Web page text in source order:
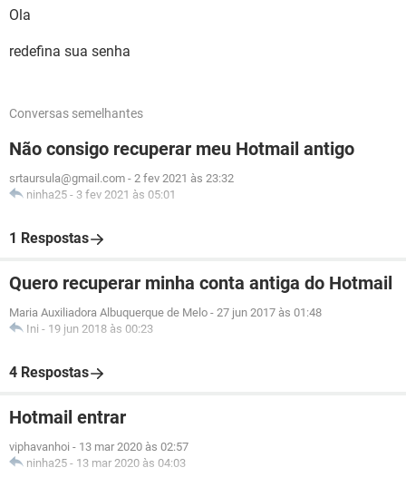
Ola
redefina sua senha
Conversas semelhantes
Não consigo recuperar meu Hotmail antigo
srtaursula@gmail.com - 2 fev 2021 às 23:32
ninha25 - 3 fev 2021 às 05:01
1 Respostas
Quero recuperar minha conta antiga do Hotmail
Maria Auxiliadora Albuquerque de Melo - 27 jun 2017 às 01:48
Ini - 19 jun 2018 às 00:23
4 Respostas
Hotmail entrar
viphavanhoi - 13 mar 2020 às 02:57
ninha25 - 13 mar 2020 às 04:03